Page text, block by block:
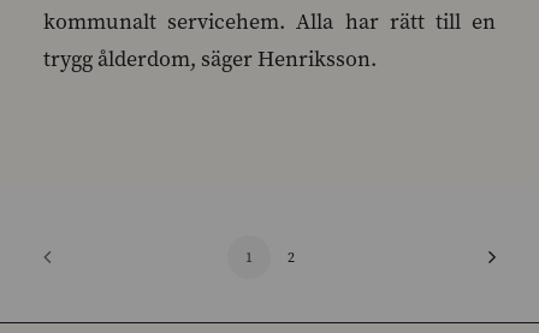
kommunalt servicehem. Alla har rätt till en
trygg ålderdom, säger Henriksson.
1 2